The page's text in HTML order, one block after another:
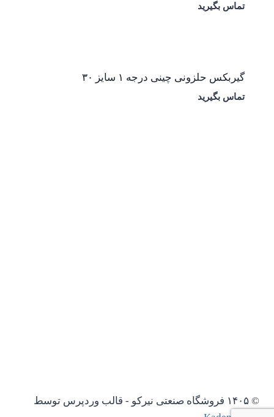
تماس بگیرید
گیربکس حلزونی چینی درجه ۱ سایز ۳۰
تماس بگیرید
© ۱۴۰۵ فروشگاه صنعتی نیرکو - قالب وردپرس توسط